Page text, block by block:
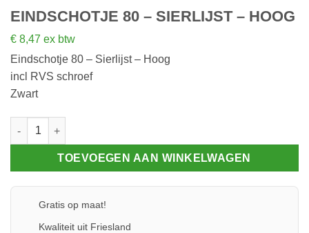
EINDSCHOTJE 80 – SIERLIJST – HOOG
€ 8,47 ex btw
Eindschotje 80 – Sierlijst – Hoog
incl RVS schroef
Zwart
Eindschotje 80 - Sierlijst - Hoog aantal
TOEVOEGEN AAN WINKELWAGEN
Gratis op maat!
Kwaliteit uit Friesland